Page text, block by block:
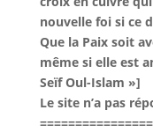
nouvelle foi si ce
Que la Paix soit
même si elle est
Seïf Oul-Islam »]
Le site n’a pas